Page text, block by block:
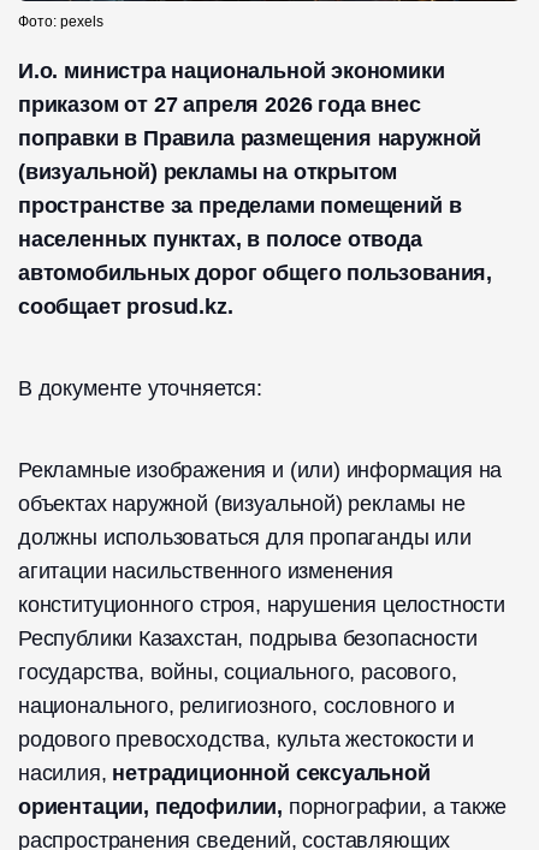
Фото: pexels
И.о. министра национальной экономики
приказом от 27 апреля 2026 года внес
поправки в Правила размещения наружной
(визуальной) рекламы на открытом
пространстве за пределами помещений в
населенных пунктах, в полосе отвода
автомобильных дорог общего пользования,
сообщает prosud.kz.
В документе уточняется:
Рекламные изображения и (или) информация на
объектах наружной (визуальной) рекламы не
должны использоваться для пропаганды или
агитации насильственного изменения
конституционного строя, нарушения целостности
Республики Казахстан, подрыва безопасности
государства, войны, социального, расового,
национального, религиозного, сословного и
родового превосходства, культа жестокости и
насилия, нетрадиционной сексуальной
ориентации, педофилии, порнографии, а также
распространения сведений, составляющих